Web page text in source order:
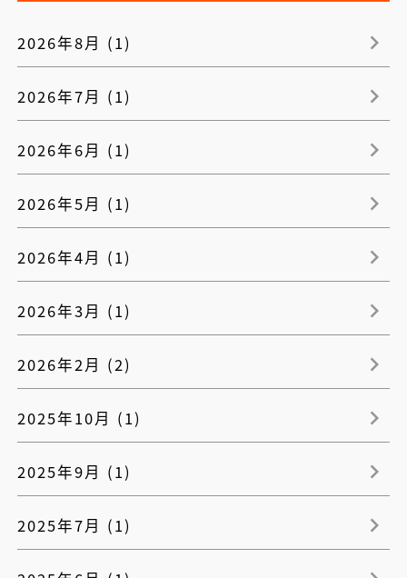
2026年8月 (1)
2026年7月 (1)
2026年6月 (1)
2026年5月 (1)
2026年4月 (1)
2026年3月 (1)
2026年2月 (2)
2025年10月 (1)
2025年9月 (1)
2025年7月 (1)